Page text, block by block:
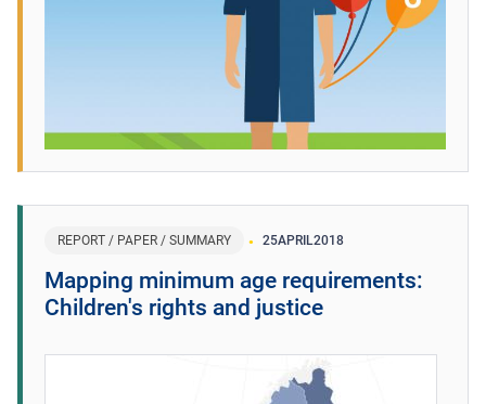
REPORT / PAPER / SUMMARY 25APRIL2018
Mapping minimum age requirements:
Children's rights and justice